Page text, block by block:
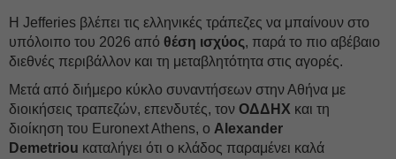
Η Jefferies βλέπει τις ελληνικές τράπεζες να μπαίνουν στο
υπόλοιπο του 2026 από θέση ισχύος, παρά το πιο αβέβαιο
διεθνές περιβάλλον και τη μεταβλητότητα στις αγορές.
Μετά από διήμερο κύκλο συναντήσεων στην Αθήνα με
διοικήσεις τραπεζών, επενδυτές, τον ΟΔΔΗΧ και τη
διοίκηση του Euronext Athens, ο Alexander
Demetriou καταλήγει ότι ο κλάδος παραμένει καλά